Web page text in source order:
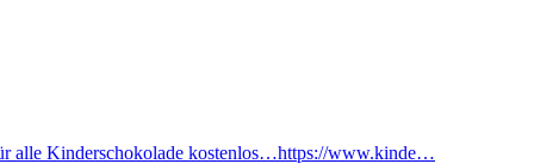
alle Kinderschokolade kostenlos…https://www.kinde…